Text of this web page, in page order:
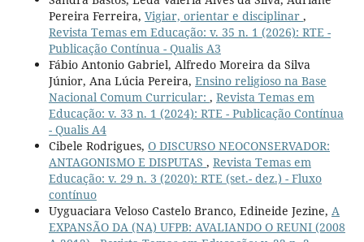
Pereira Ferreira, Vigiar, orientar e disciplinar ,
Revista Temas em Educação: v. 35 n. 1 (2026): RTE -
Publicação Contínua - Qualis A3
Fábio Antonio Gabriel, Alfredo Moreira da Silva
Júnior, Ana Lúcia Pereira, Ensino religioso na Base
Nacional Comum Curricular: , Revista Temas em
Educação: v. 33 n. 1 (2024): RTE - Publicação Contínua
- Qualis A4
Cibele Rodrigues, O DISCURSO NEOCONSERVADOR:
ANTAGONISMO E DISPUTAS , Revista Temas em
Educação: v. 29 n. 3 (2020): RTE (set.- dez.) - Fluxo
contínuo
Uyguaciara Veloso Castelo Branco, Edineide Jezine, A
EXPANSÃO DA (NA) UFPB: AVALIANDO O REUNI (2008